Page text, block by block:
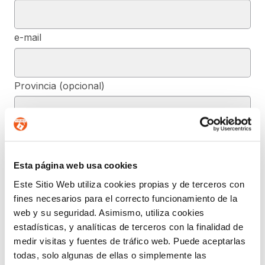
Esta página web usa cookies
Este Sitio Web utiliza cookies propias y de terceros con
fines necesarios para el correcto funcionamiento de la
web y su seguridad. Asimismo, utiliza cookies
estadísticas, y analíticas de terceros con la finalidad de
medir visitas y fuentes de tráfico web. Puede aceptarlas
todas, solo algunas de ellas o simplemente las
e-mail
Provincia (opcional)
Mensaje (opcional)
De conformidad con el RGPD y la LOPDGDD, SEGURIDAD Y
PRIVACIDAD DE DATOS, S.L. tratará los datos facilitados, con la
finalidad de contestar a las dudas y/o quejas planteadas a través
del presente formulario y facilitar la información solicitada. Podrá
ejercer, si lo desea, los derechos de acceso, rectificación,
supresión, y demás reconocidos en la normativa mencionada. Para
obtener más información acerca de cómo estamos tratando sus
datos, acceda a nuestra política de privacidad.